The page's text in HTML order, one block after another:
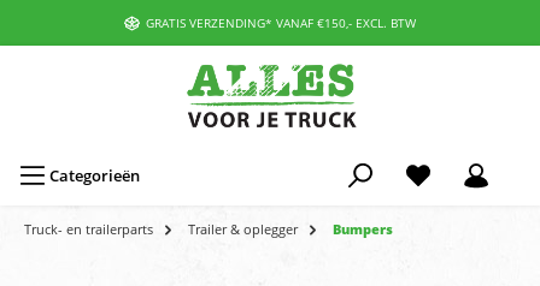
GRATIS VERZENDING* VANAF €150,- EXCL. BTW
Categorieën
Truck- en trailerparts Trailer & oplegger Bumpers